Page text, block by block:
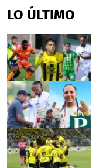
of
42
LO ÚLTIMO